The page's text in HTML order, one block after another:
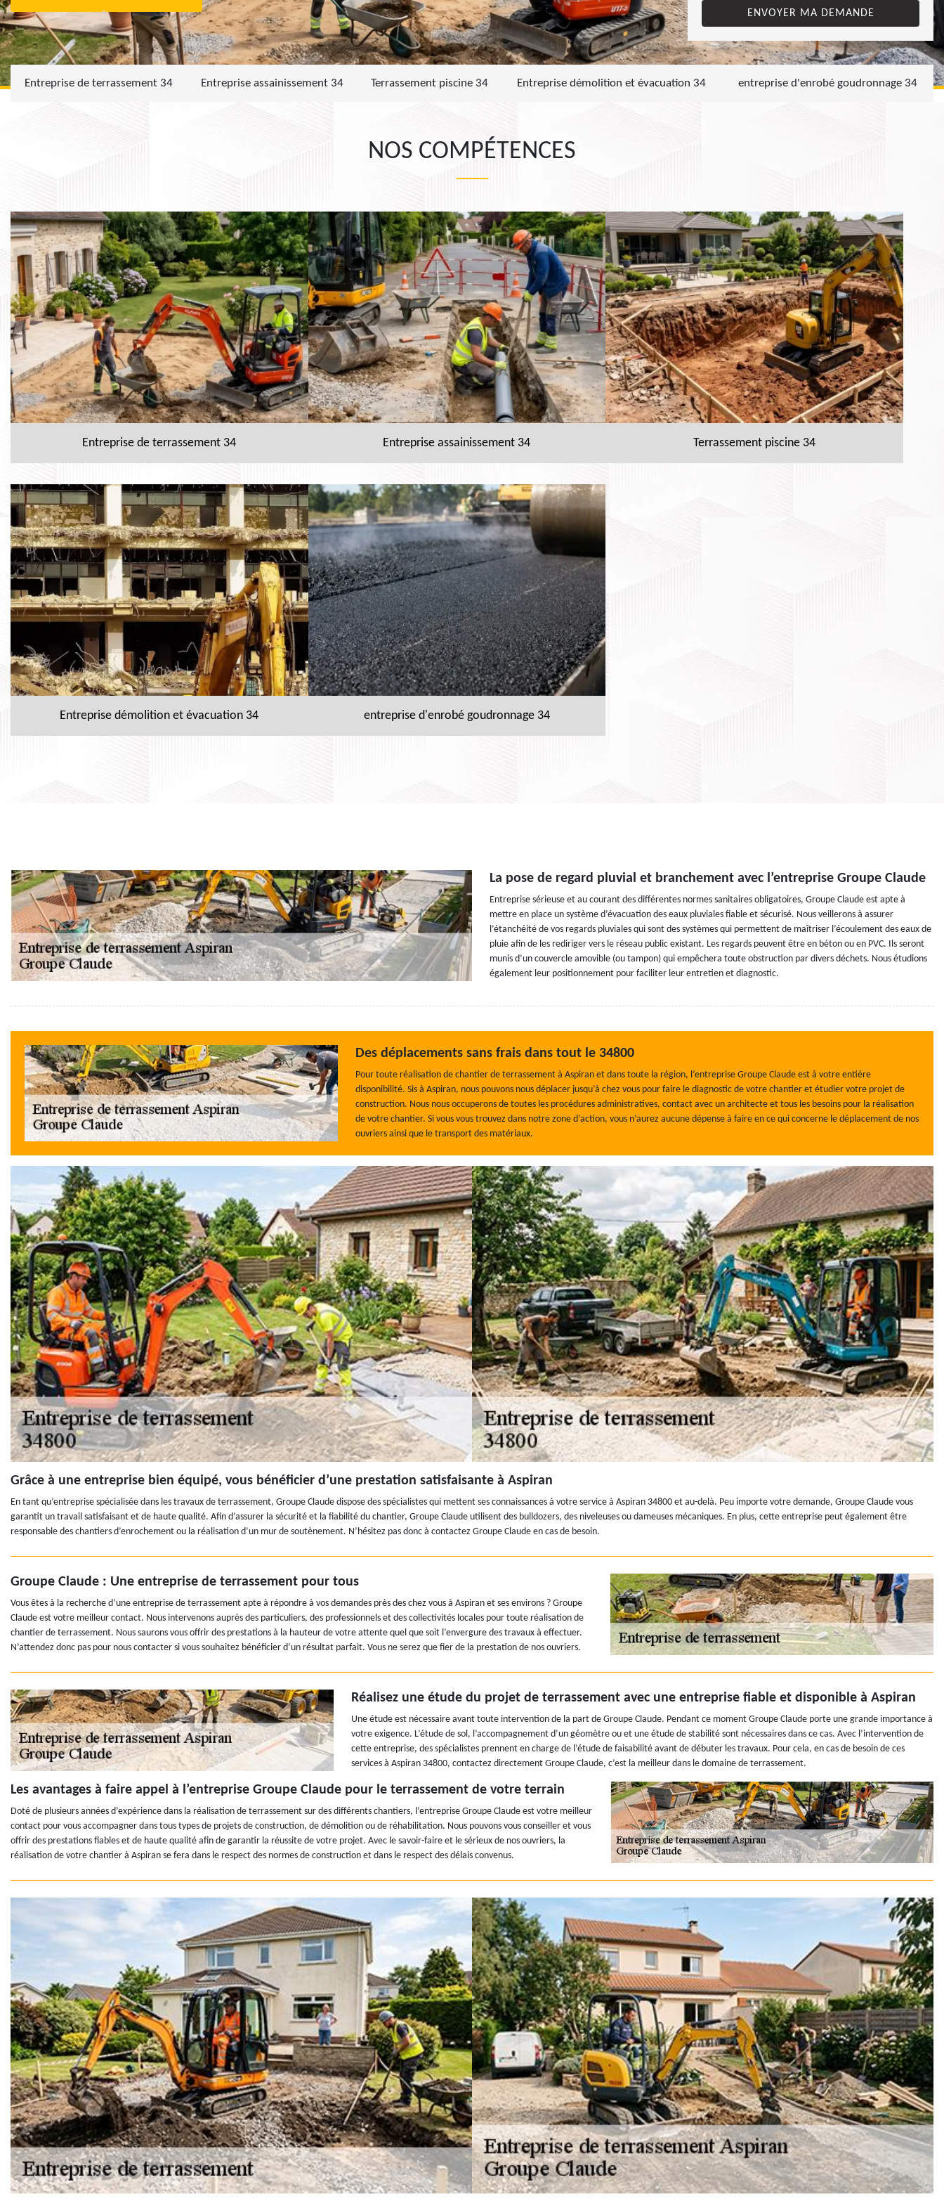
Entreprise de terrassement 34 Entreprise assainissement 34 Terrassement piscine 34 Entreprise démolition et évacuation 34 entreprise d'enrobé goudronnage 34
NOS COMPÉTENCES
Entreprise de terrassement 34 Entreprise assainissement 34 Terrassement piscine 34
Entreprise démolition et évacuation 34 entreprise d'enrobé goudronnage 34
La pose de regard pluvial et branchement avec l’entreprise Groupe Claude
Entreprise sérieuse et au courant des différentes normes sanitaires obligatoires, Groupe Claude est apte à
mettre en place un système d’évacuation des eaux pluviales fiable et sécurisé. Nous veillerons à assurer
l’étanchéité de vos regards pluviales qui sont des systèmes qui permettent de maîtriser l’écoulement des eaux de
pluie afin de les rediriger vers le réseau public existant. Les regards peuvent être en béton ou en PVC. Ils seront
munis d’un couvercle amovible (ou tampon) qui empêchera toute obstruction par divers déchets. Nous étudions
également leur positionnement pour faciliter leur entretien et diagnostic.
Des déplacements sans frais dans tout le 34800
Pour toute réalisation de chantier de terrassement à Aspiran et dans toute la région, l’entreprise Groupe Claude est à votre entière
disponibilité. Sis à Aspiran, nous pouvons nous déplacer jusqu’à chez vous pour faire le diagnostic de votre chantier et étudier votre projet de
construction. Nous nous occuperons de toutes les procédures administratives, contact avec un architecte et tous les besoins pour la réalisation
de votre chantier. Si vous vous trouvez dans notre zone d’action, vous n’aurez aucune dépense à faire en ce qui concerne le déplacement de nos
ouvriers ainsi que le transport des matériaux.
Grâce à une entreprise bien équipé, vous bénéficier d’une prestation satisfaisante à Aspiran
En tant qu’entreprise spécialisée dans les travaux de terrassement, Groupe Claude dispose des spécialistes qui mettent ses connaissances à votre service à Aspiran 34800 et au-delà. Peu importe votre demande, Groupe Claude vous
garantit un travail satisfaisant et de haute qualité. Afin d’assurer la sécurité et la fiabilité du chantier, Groupe Claude utilisent des bulldozers, des niveleuses ou dameuses mécaniques. En plus, cette entreprise peut également être
responsable des chantiers d’enrochement ou la réalisation d’un mur de soutènement. N’hésitez pas donc à contactez Groupe Claude en cas de besoin.
Groupe Claude : Une entreprise de terrassement pour tous
Vous êtes à la recherche d’une entreprise de terrassement apte à répondre à vos demandes près des chez vous à Aspiran et ses environs ? Groupe
Claude est votre meilleur contact. Nous intervenons auprès des particuliers, des professionnels et des collectivités locales pour toute réalisation de
chantier de terrassement. Nous saurons vous offrir des prestations à la hauteur de votre attente quel que soit l’envergure des travaux à effectuer.
N’attendez donc pas pour nous contacter si vous souhaitez bénéficier d’un résultat parfait. Vous ne serez que fier de la prestation de nos ouvriers.
Réalisez une étude du projet de terrassement avec une entreprise fiable et disponible à Aspiran
Une étude est nécessaire avant toute intervention de la part de Groupe Claude. Pendant ce moment Groupe Claude porte une grande importance à
votre exigence. L’étude de sol, l’accompagnement d’un géomètre ou et une étude de stabilité sont nécessaires dans ce cas. Avec l’intervention de
cette entreprise, des spécialistes prennent en charge de l’étude de faisabilité avant de débuter les travaux. Pour cela, en cas de besoin de ces
services à Aspiran 34800, contactez directement Groupe Claude, c’est la meilleur dans le domaine de terrassement.
Les avantages à faire appel à l’entreprise Groupe Claude pour le terrassement de votre terrain
Doté de plusieurs années d’expérience dans la réalisation de terrassement sur des différents chantiers, l’entreprise Groupe Claude est votre meilleur
contact pour vous accompagner dans tous types de projets de construction, de démolition ou de réhabilitation. Nous pouvons vous conseiller et vous
offrir des prestations fiables et de haute qualité afin de garantir la réussite de votre projet. Avec le savoir-faire et le sérieux de nos ouvriers, la
réalisation de votre chantier à Aspiran se fera dans le respect des normes de construction et dans le respect des délais convenus.